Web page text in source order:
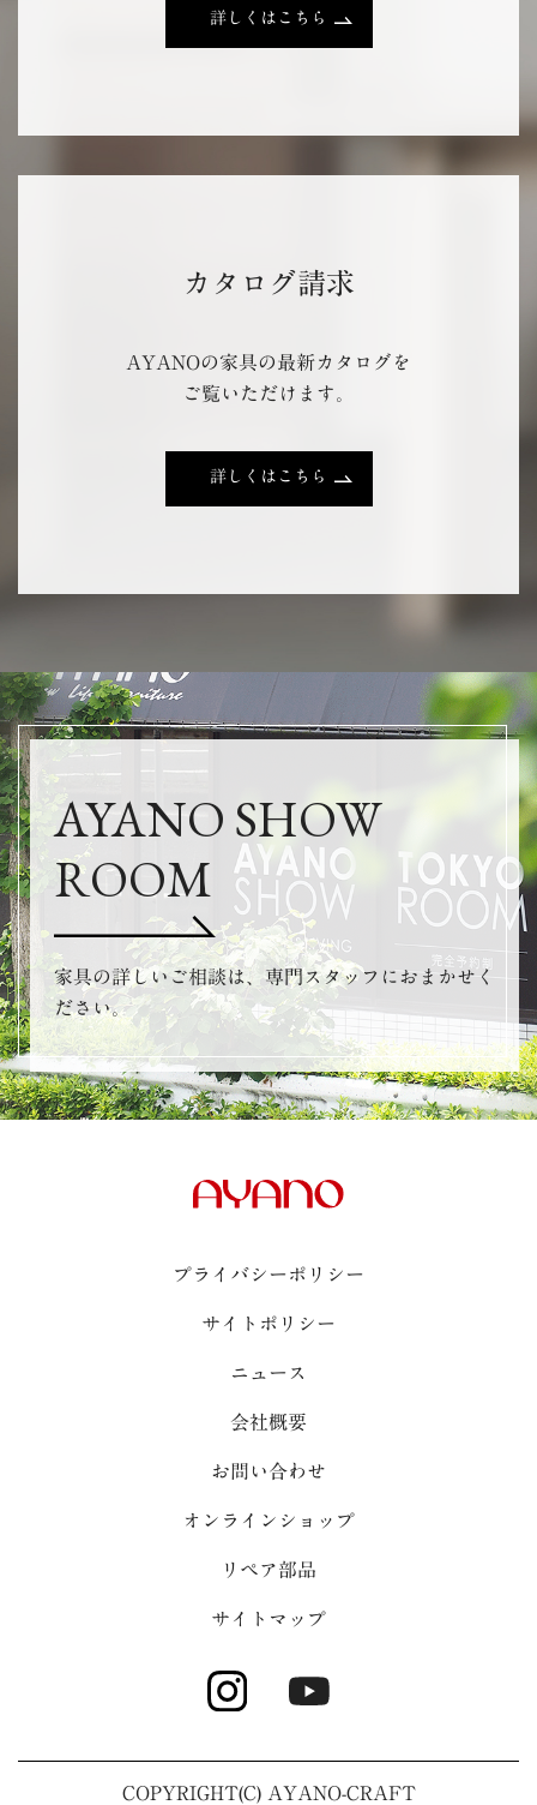
詳しくはこちら
カタログ請求
AYANOの家具の最新カタログを
ご覧いただけます。
詳しくはこちら
AYANO SHOW
ROOM
家具の詳しいご相談は、専門スタッフにおまかせく
ださい。
プライバシーポリシー
サイトポリシー
ニュース
会社概要
お問い合わせ
オンラインショップ
リペア部品
サイトマップ
COPYRIGHT(C) AYANO-CRAFT